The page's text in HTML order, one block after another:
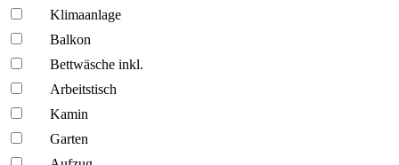
Klima­anlage
Balkon
Bettwäsche inkl.
Arbeitstisch
Kamin
Garten